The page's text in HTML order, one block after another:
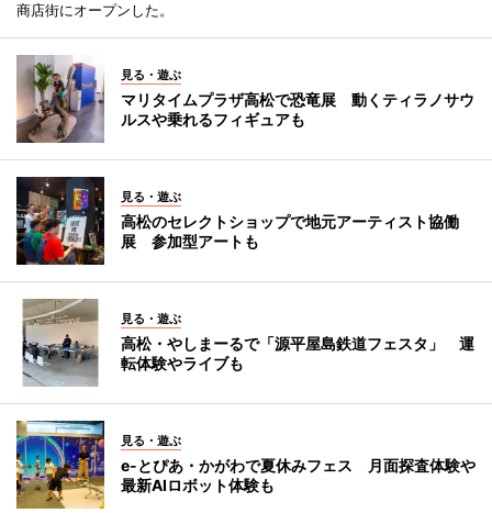
商店街にオープンした。
見る・遊ぶ
マリタイムプラザ高松で恐竜展 動くティラノサウ
ルスや乗れるフィギュアも
見る・遊ぶ
高松のセレクトショップで地元アーティスト協働
展 参加型アートも
見る・遊ぶ
高松・やしまーるで「源平屋島鉄道フェスタ」 運
転体験やライブも
見る・遊ぶ
e-とぴあ・かがわで夏休みフェス 月面探査体験や
最新AIロボット体験も